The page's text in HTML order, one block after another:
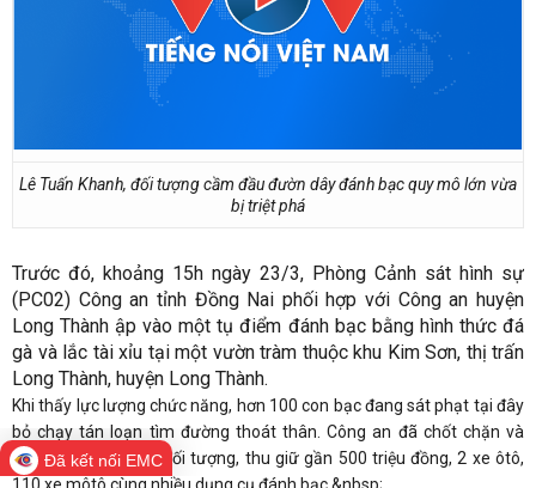
Lê Tuấn Khanh, đối tượng cầm đầu đườn dây đánh bạc quy mô lớn vừa
bị triệt phá
Trước đó, khoảng 15h ngày 23/3, Phòng Cảnh sát hình sự
(PC02) Công an tỉnh Đồng Nai phối hợp với Công an huyện
Long Thành ập vào một tụ điểm đánh bạc bằng hình thức đá
gà và lắc tài xỉu tại một vườn tràm thuộc khu Kim Sơn, thị trấn
Long Thành, huyện Long Thành.
Khi thấy lực lượng chức năng, hơn 100 con bạc đang sát phạt tại đây
bỏ chạy tán loạn tìm đường thoát thân. Công an đã chốt chặn và
khống chế được 56 đối tượng, thu giữ gần 500 triệu đồng, 2 xe ôtô,
Đã kết nối EMC